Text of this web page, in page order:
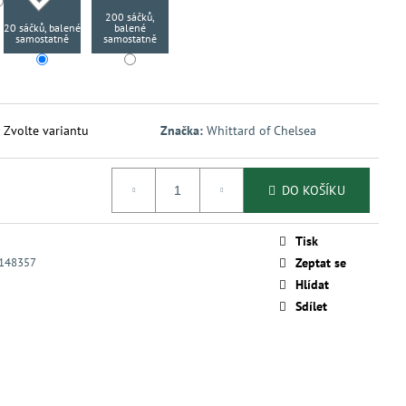
20 sáčků, balené
samostatně
200 sáčků,
balené
samostatně
Zvolte variantu Značka: Whittard of Chelsea
DO KOŠÍKU
Tisk
Zeptat se
Hlídat
Sdílet